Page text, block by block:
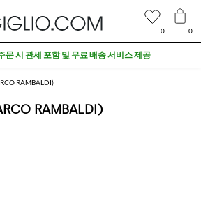
RAMBALDI)
RAMBALDI)
0 0
시 관세 포함 및 무료 배송 서비스 제공